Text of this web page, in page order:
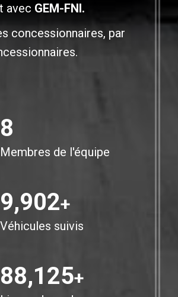
avec GEM-FNI.
concessionnaires, par
8
Membres de l'équipe
9,997+
Véhicules suivis
88,972+